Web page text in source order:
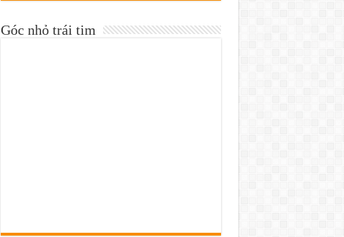
Góc nhỏ trái tim